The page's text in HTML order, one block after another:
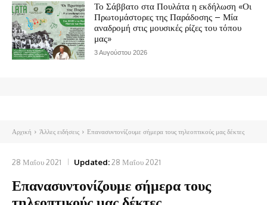
Το Σάββατο στα Πουλάτα η εκδήλωση «Οι
Πρωτομάστορες της Παράδοσης – Μία
αναδρομή στις μουσικές ρίζες του τόπου
μας»
3 Αυγούστου 2026